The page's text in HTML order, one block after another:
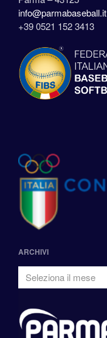
info@parmabaseball.it
+39 0521 152 3413
ARCHIVI